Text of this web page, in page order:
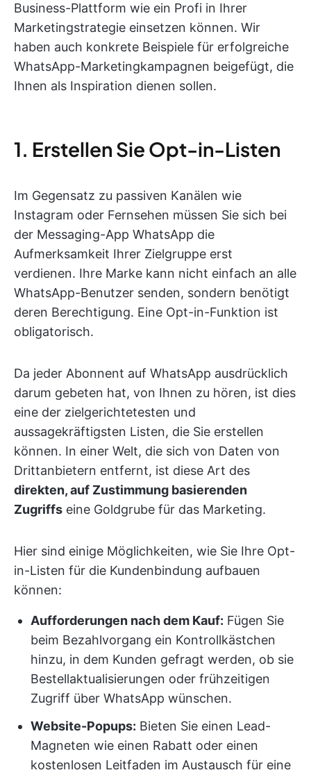
Business-Plattform wie ein Profi in Ihrer
Marketingstrategie einsetzen können. Wir
haben auch konkrete Beispiele für erfolgreiche
WhatsApp-Marketingkampagnen beigefügt, die
Ihnen als Inspiration dienen sollen.
1. Erstellen Sie Opt-in-Listen
Im Gegensatz zu passiven Kanälen wie
Instagram oder Fernsehen müssen Sie sich bei
der Messaging-App WhatsApp die
Aufmerksamkeit Ihrer Zielgruppe erst
verdienen. Ihre Marke kann nicht einfach an alle
WhatsApp-Benutzer senden, sondern benötigt
deren Berechtigung. Eine Opt-in-Funktion ist
obligatorisch.
Da jeder Abonnent auf WhatsApp ausdrücklich
darum gebeten hat, von Ihnen zu hören, ist dies
eine der zielgerichtetesten und
aussagekräftigsten Listen, die Sie erstellen
können. In einer Welt, die sich von Daten von
Drittanbietern entfernt, ist diese Art des
direkten, auf Zustimmung basierenden
Zugriffs eine Goldgrube für das Marketing.
Hier sind einige Möglichkeiten, wie Sie Ihre Opt-
in-Listen für die Kundenbindung aufbauen
können:
Aufforderungen nach dem Kauf: Fügen Sie
beim Bezahlvorgang ein Kontrollkästchen
hinzu, in dem Kunden gefragt werden, ob sie
Bestellaktualisierungen oder frühzeitigen
Zugriff über WhatsApp wünschen.
Website-Popups: Bieten Sie einen Lead-
Magneten wie einen Rabatt oder einen
kostenlosen Leitfaden im Austausch für eine